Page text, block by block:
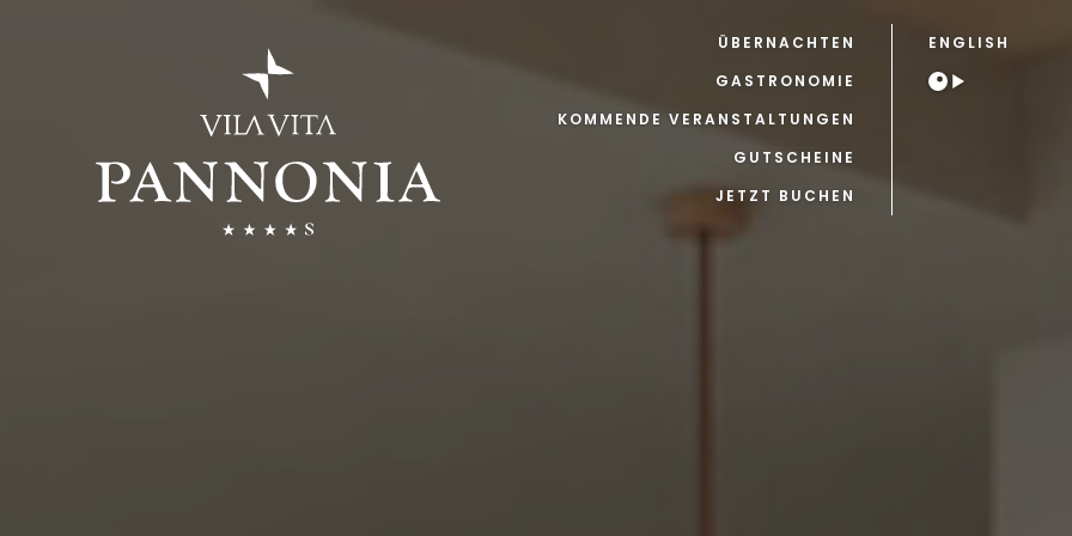
ÜBERNACHTEN
GASTRONOMIE
KOMMENDE VERANSTALTUNGEN
GUTSCHEINE
JETZT BUCHEN
ENGLISH